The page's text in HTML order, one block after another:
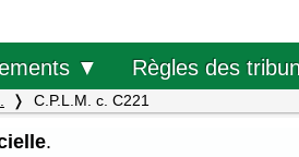
▼ Règles des
C.P.L.M. c. C221
.